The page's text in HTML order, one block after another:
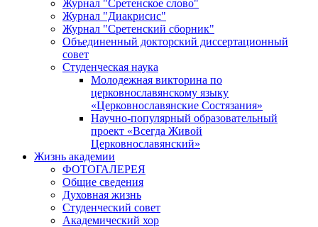
Журнал "Сретенское слово"
Журнал "Диакрисис"
Журнал "Сретенский сборник"
Объединенный докторский диссертационный
совет
Студенческая наука
Молодежная викторина по
церковнославянскому языку
«Церковнославянские Состязания»
Научно-популярный образовательный
проект «Всегда Живой
Церковнославянский»
Жизнь академии
ФОТОГАЛЕРЕЯ
Общие сведения
Духовная жизнь
Студенческий совет
Академический хор